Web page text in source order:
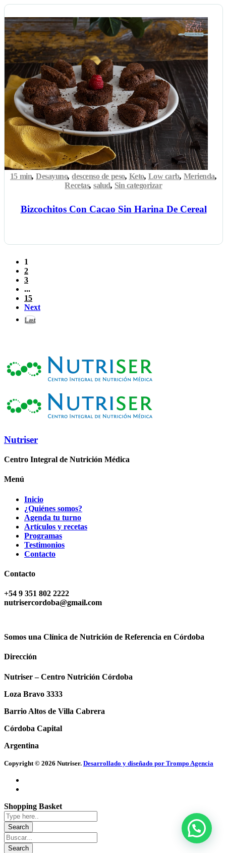
Bizcochitos Con Cacao Sin Harina De Cereal
15 min,Desayuno,descenso de peso, Keto, Low carb, Merienda,
Recetas,salud, Sin categorizar
1
2
3
...
15
Next
Last
Nutriser
Centro Integral de Nutrición Médica
Menú
Inicio
¿Quiénes somos?
Agenda tu turno
Artículos y recetas
Programas
Testimonios
Contacto
Contacto
+54 9 351 802 2222
nutrisercordoba@gmail.com
Somos una Clínica de Nutrición de Referencia en Córdoba
Dirección
Nutriser – Centro Nutrición Córdoba
Loza Bravo 3333
Barrio Altos de Villa Cabrera
Córdoba Capital
Argentina
Copyright © 2026 Nutriser. Desarrollado y diseñado por Trompo Agencia
Shopping Basket